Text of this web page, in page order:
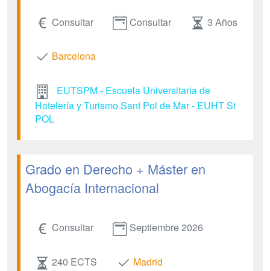
Consultar Consultar 3 Años
Barcelona
EUTSPM - Escuela Universitaria de
Hotelería y Turismo Sant Pol de Mar - EUHT St
POL
Grado en Derecho + Máster en
Abogacía Internacional
Consultar Septiembre 2026
240 ECTS Madrid